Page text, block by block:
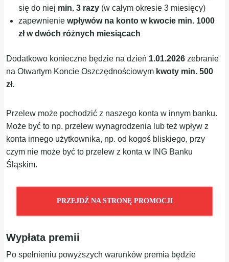
się do niej min. 3 razy (w całym okresie 3 miesięcy)
zapewnieniewpływów na konto w kwocie min. 1000
zł w dwóch różnych miesiącach
Dodatkowo konieczne będzie na dzień 1.01.2026 zebranie
na Otwartym Koncie Oszczędnościowym kwoty min. 500
zł.
Przelew może pochodzić z naszego konta w innym banku.
Może być to np. przelew wynagrodzenia lub też wpływ z
konta innego użytkownika, np. od kogoś bliskiego, przy
czym nie może być to przelew z konta w ING Banku
Śląskim.
PRZEJDŹ NA STRONĘ PROMOCJI
Wypłata premii
Po spełnieniu powyższych warunków premia będzie